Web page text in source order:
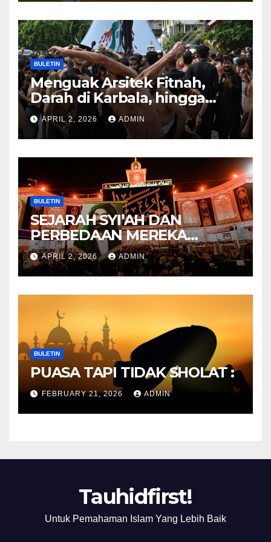
KITAB AT-TAUHID
BULETIN
Menguak Arsitek Fitnah,
Darah di Karbala, hingga
Lahirnya Sekte-sekte serta
Mitos Imam Gaib
APRIL 2, 2026 ADMIN
BULETIN
SEJARAH SYI’AH DAN
PERBEDAAN MEREKA
ANTARA DULU DAN
SEKARANG
APRIL 2, 2026 ADMIN
BULETIN
PUASA TAPI TIDAK SHOLAT :
FEBRUARY 21, 2026 ADMIN
Tauhidfirst!
Untuk Pemahaman Islam Yang Lebih Baik